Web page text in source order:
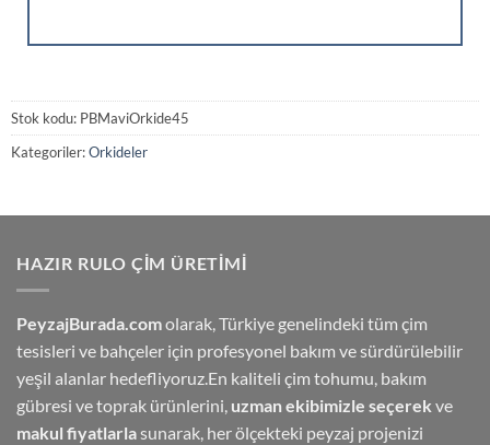
Stok kodu: PBMaviOrkide45
Kategoriler:Orkideler
HAZIR RULO ÇIM ÜRETIMI
PeyzajBurada.comolarak, Türkiye genelindeki tüm çim
tesisleri ve bahçeler için profesyonel bakım ve sürdürülebilir
yeşil alanlar hedefliyoruz.En kaliteli çim tohumu, bakım
gübresi ve toprak ürünlerini, uzman ekibimizle seçerek ve
makul fiyatlarlasunarak, her ölçekteki peyzaj projenizi